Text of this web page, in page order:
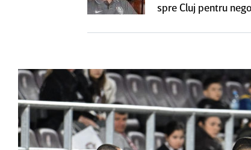
spre Cluj pentru